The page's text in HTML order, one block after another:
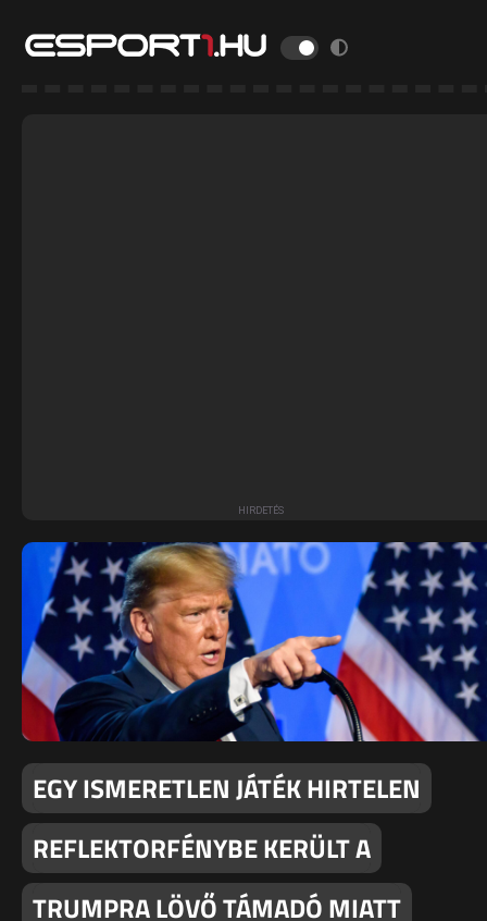
EGY ISMERETLEN JÁTÉK HIRTELEN
REFLEKTORFÉNYBE KERÜLT A
TRUMPRA LÖVŐ TÁMADÓ MIATT